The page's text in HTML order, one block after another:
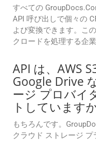
すべての
API 呼び出しで個々の
よび変換できます。こ
クロードを処理する企
API は、AWS
Google Drive
ージ プロバイ
トしています
もちろんです。
クラウド ストレージ